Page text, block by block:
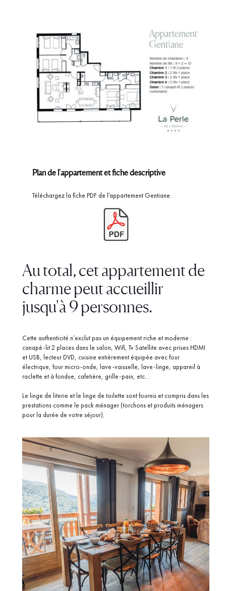
Plan de l'appartement et fiche descriptive
Téléchargez la fiche PDF de l’appartement Gentiane.
Au total, cet appartement de
charme peut accueillir
jusqu'à 9 personnes.
Cette authenticité n’exclut pas un équipement riche et moderne :
canapé-lit 2 places dans le salon, Wifi, Tv Satellite avec prises HDMI
et USB, lecteur DVD, cuisine entièrement équipée avec four
électrique, four micro-onde, lave-vaisselle, lave-linge, appareil à
raclette et à fondue, cafetière, grille-pain, etc…
Le linge de literie et le linge de toilette sont fournis et compris dans les
prestations comme le pack ménager (torchons et produits ménagers
pour la durée de votre séjour).